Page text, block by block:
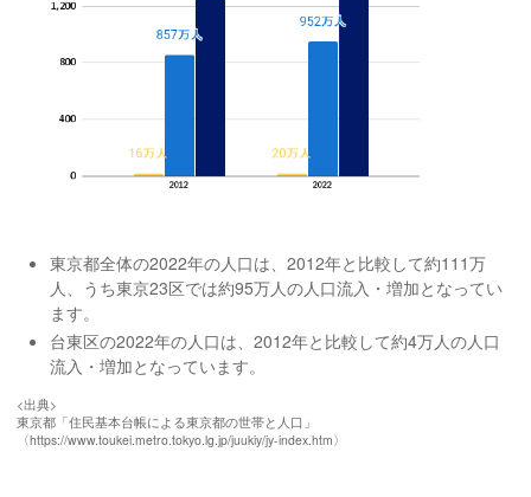
東京都全体の2022年の人口は、2012年と比較して約111万
人、うち東京23区では約95万人の人口流入・増加となってい
ます。
台東区の2022年の人口は、2012年と比較して約4万人の人口
流入・増加となっています。
<出典>
東京都「住民基本台帳による東京都の世帯と人口」
〈https://www.toukei.metro.tokyo.lg.jp/juukiy/jy-index.htm〉